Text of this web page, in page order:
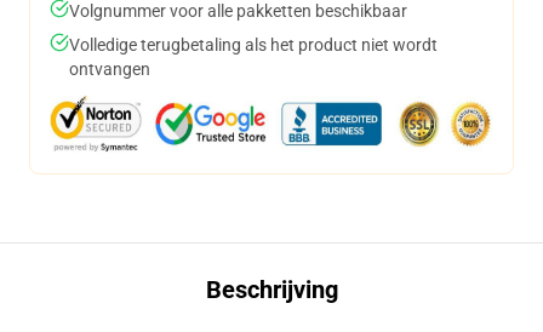
Volgnummer voor alle pakketten beschikbaar
Volledige terugbetaling als het product niet wordt
ontvangen
Beschrijving